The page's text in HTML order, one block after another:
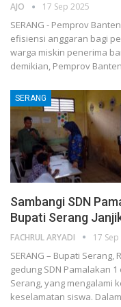
AJO 17 Sep 2025
SERANG - Pemprov
efisiensi anggaran bagi
warga miskin penerima
demikian, Pemprov
SERANG
Sambangi SDN
Bupati Serang
FACHRUL ARYADI 17
SERANG – Bupati
gedung SDN Pamalakan
Serang, yang mengalami
keselamatan siswa.